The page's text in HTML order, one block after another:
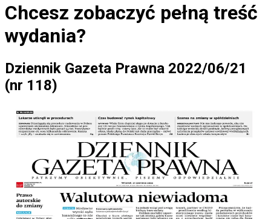
Chcesz zobaczyć pełną treść
wydania?
Dziennik Gazeta Prawna 2022/06/21
(nr 118)